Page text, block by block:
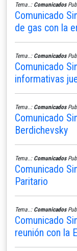
Tema..: Comunicados
Comunicado
de gas con la
Tema..: Comunicados
Comunicado
informativas
Tema..: Comunicados
Comunicado
Berdichevsky
Tema..: Comunicados
Comunicado
Paritario
Tema..: Comunicados
Comunicado
reunión con la